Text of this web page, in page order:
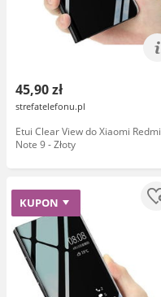
45,90 zł
strefatelefonu.pl
Etui Clear View do Xiaomi Redmi
Note 9 - Złoty
KUPON